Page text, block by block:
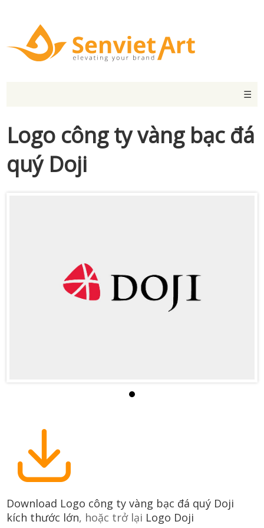
☰
Logo công ty vàng bạc đá
quý Doji
Download Logo công ty vàng bạc đá quý Doji
kích thước lớn, hoặc trở lại Logo Doji